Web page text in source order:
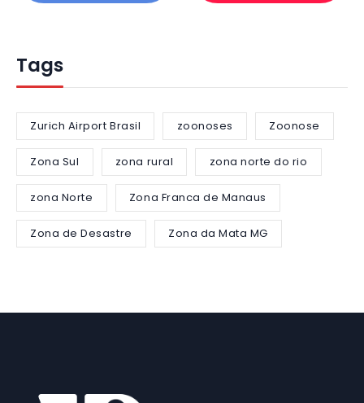
Tags
Zurich Airport Brasil zoonoses Zoonose
Zona Sul zona rural zona norte do rio
zona Norte Zona Franca de Manaus
Zona de Desastre Zona da Mata MG